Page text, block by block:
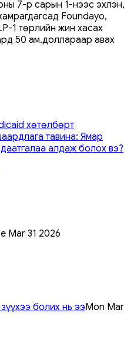
7-р сарын 1-нээс эхлэн,
Foundayo,
1 төрлийн жин хасах
50 ам.доллараар авах
хөтөлбөрт
тавина: Ямар
алдаж болох вэ?
Mar 31 2026
болих нь ээMon Mar